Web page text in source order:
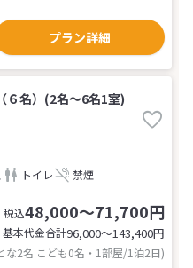
プラン詳細
６名）(2名～6名1室)
トイレ 禁煙
税込48,000～71,700円
基本代金合計96,000〜143,400円
な2名 こども0名・1部屋/1泊2日)